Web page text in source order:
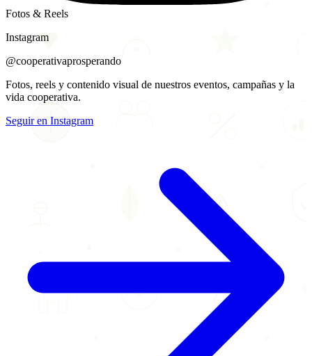
Fotos & Reels
Instagram
@cooperativaprosperando
Fotos, reels y contenido visual de nuestros eventos, campañas y la
vida cooperativa.
Seguir en Instagram